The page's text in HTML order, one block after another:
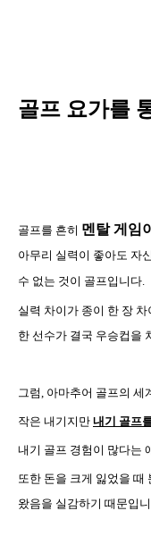
골프 요가를
골프를 흔히 멘탈게임
아무리 실력이 좋아도 자
수 없는 것이 골프입니다
실력 차이가 종이 한 장
한 선수가 결국 우승컵을
그럼 아마추어 골프의 세
작은 내기지만 내기 골프
내기 골프 경험이 많다는
또한 돈을 크게 잃었을 때
왔음을 실감하기 때문입